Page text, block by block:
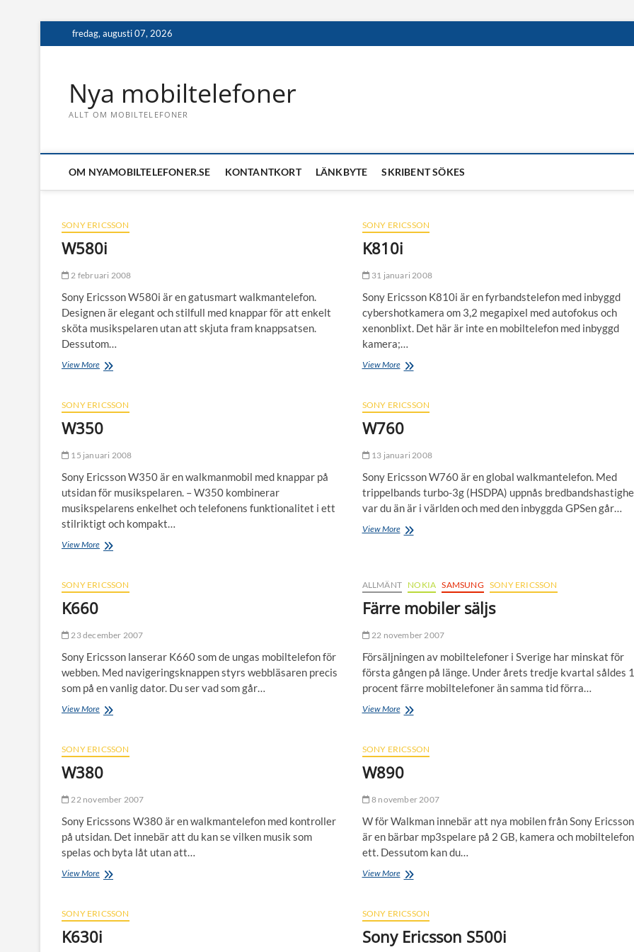
to
fredag, augusti 07, 2026
Nya mobiltelefoner
ALLT OM MOBILTELEFONER
OM NYAMOBILTELEFONER.SE KONTANTKORT LÄNKBYTE SKRIBENT SÖKES
SONY ERICSSON
W580i
2 februari 2008
Sony Ericsson W580i är en gatusmart walkmantelefon.
Designen är elegant och stilfull med knappar för att enkelt
sköta musikspelaren utan att skjuta fram knappsatsen.
Dessutom…
View MoreW580i
SONY ERICSSON
K810i
31 januari 2008
Sony Ericsson K810i är en fyrbandstelefon med inbyggd
cybershotkamera om 3,2 megapixel med autofokus och
xenonblixt. Det här är inte en mobiltelefon med inbyggd
kamera;…
View MoreK810i
SONY ERICSSON
W350
15 januari 2008
Sony Ericsson W350 är en walkmanmobil med knappar på
utsidan för musikspelaren. – W350 kombinerar
musikspelarens enkelhet och telefonens funktionalitet i ett
stilriktigt och kompakt…
View MoreW350
SONY ERICSSON
W760
13 januari 2008
Sony Ericsson W760 är en global walkmantelefon. Med
trippelbands turbo-3g (HSDPA) uppnås
var du än är i världen och med den inbyggda GPSen går…
View MoreW760
SONY ERICSSON
K660
23 december 2007
Sony Ericsson lanserar K660 som de ungas mobiltelefon för
webben. Med navigeringsknappen styrs webbläsaren precis
som på en vanlig dator. Du ser vad som går…
View MoreK660
ALLMÄNT NOKIA SAMSUNG SONY ERICSSON
Färre mobiler säljs
22 november 2007
Försäljningen av mobiltelefoner i Sverige har minskat för
första gången på länge. Under årets tredje kvartal såldes
procent färre mobiltelefoner än samma tid förra…
View MoreFärre
SONY ERICSSON
W380
22 november 2007
Sony Ericssons W380 är en walkmantelefon med kontroller
på utsidan. Det innebär att du kan se vilken musik som
spelas och byta låt utan att…
View MoreW380
SONY ERICSSON
W890
8 november 2007
W för Walkman innebär att nya mobilen från Sony Ericsson
är en bärbar mp3spelare på 2 GB, kamera och
ett. Dessutom kan du…
View MoreW890
SONY ERICSSON
K630i
SONY ERICSSON
Sony Ericsson S500i